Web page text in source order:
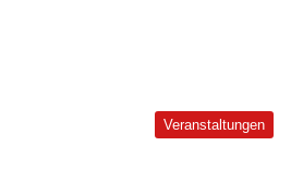
Veranstaltungen